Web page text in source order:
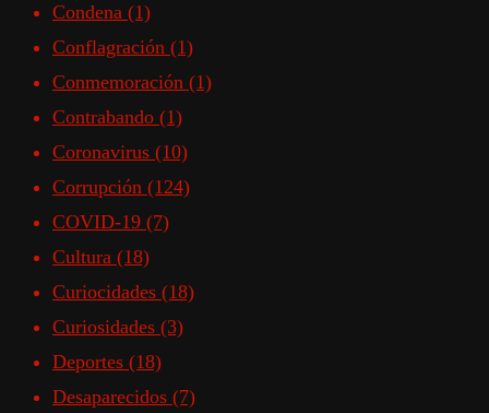
Condena (1)
Conflagración (1)
Conmemoración (1)
Contrabando (1)
Coronavirus (10)
Corrupción (124)
COVID-19 (7)
Cultura (18)
Curiocidades (18)
Curiosidades (3)
Deportes (18)
Desaparecidos (7)